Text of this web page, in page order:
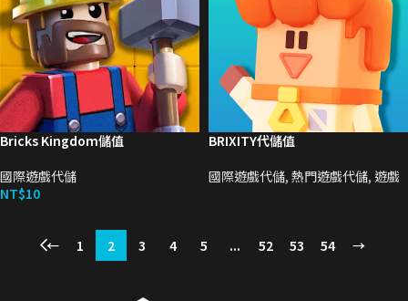
Bricks Kingdom儲值
國際遊戲代儲
NT$10
BRIXITY代儲值
國際遊戲代儲, 熱門遊戲代儲, 遊戲
← 1 2 3 4 5 ... 52 53 54 →